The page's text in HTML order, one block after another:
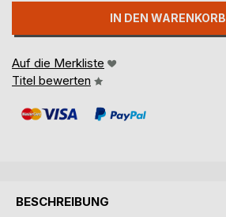
IN DEN WARENKORB
Auf die Merkliste
Titel bewerten
BESCHREIBUNG